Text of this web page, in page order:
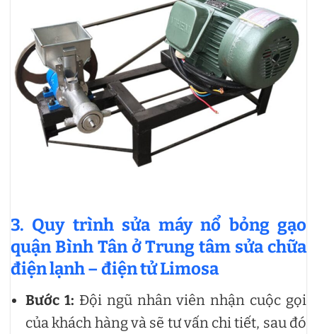
3. Quy trình sửa máy nổ bỏng gạo
quận Bình Tân ở Trung tâm sửa chữa
điện lạnh – điện tử Limosa
Bước 1: Đội ngũ nhân viên nhận cuộc gọi
của khách hàng và sẽ tư vấn chi tiết, sau đó